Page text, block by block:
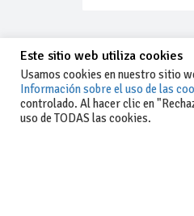
-
Este sitio web utiliza cookies
Usamos cookies en nuestro sitio
Información sobre el uso de las
controlado. Al hacer clic en
uso de TODAS las cookies.